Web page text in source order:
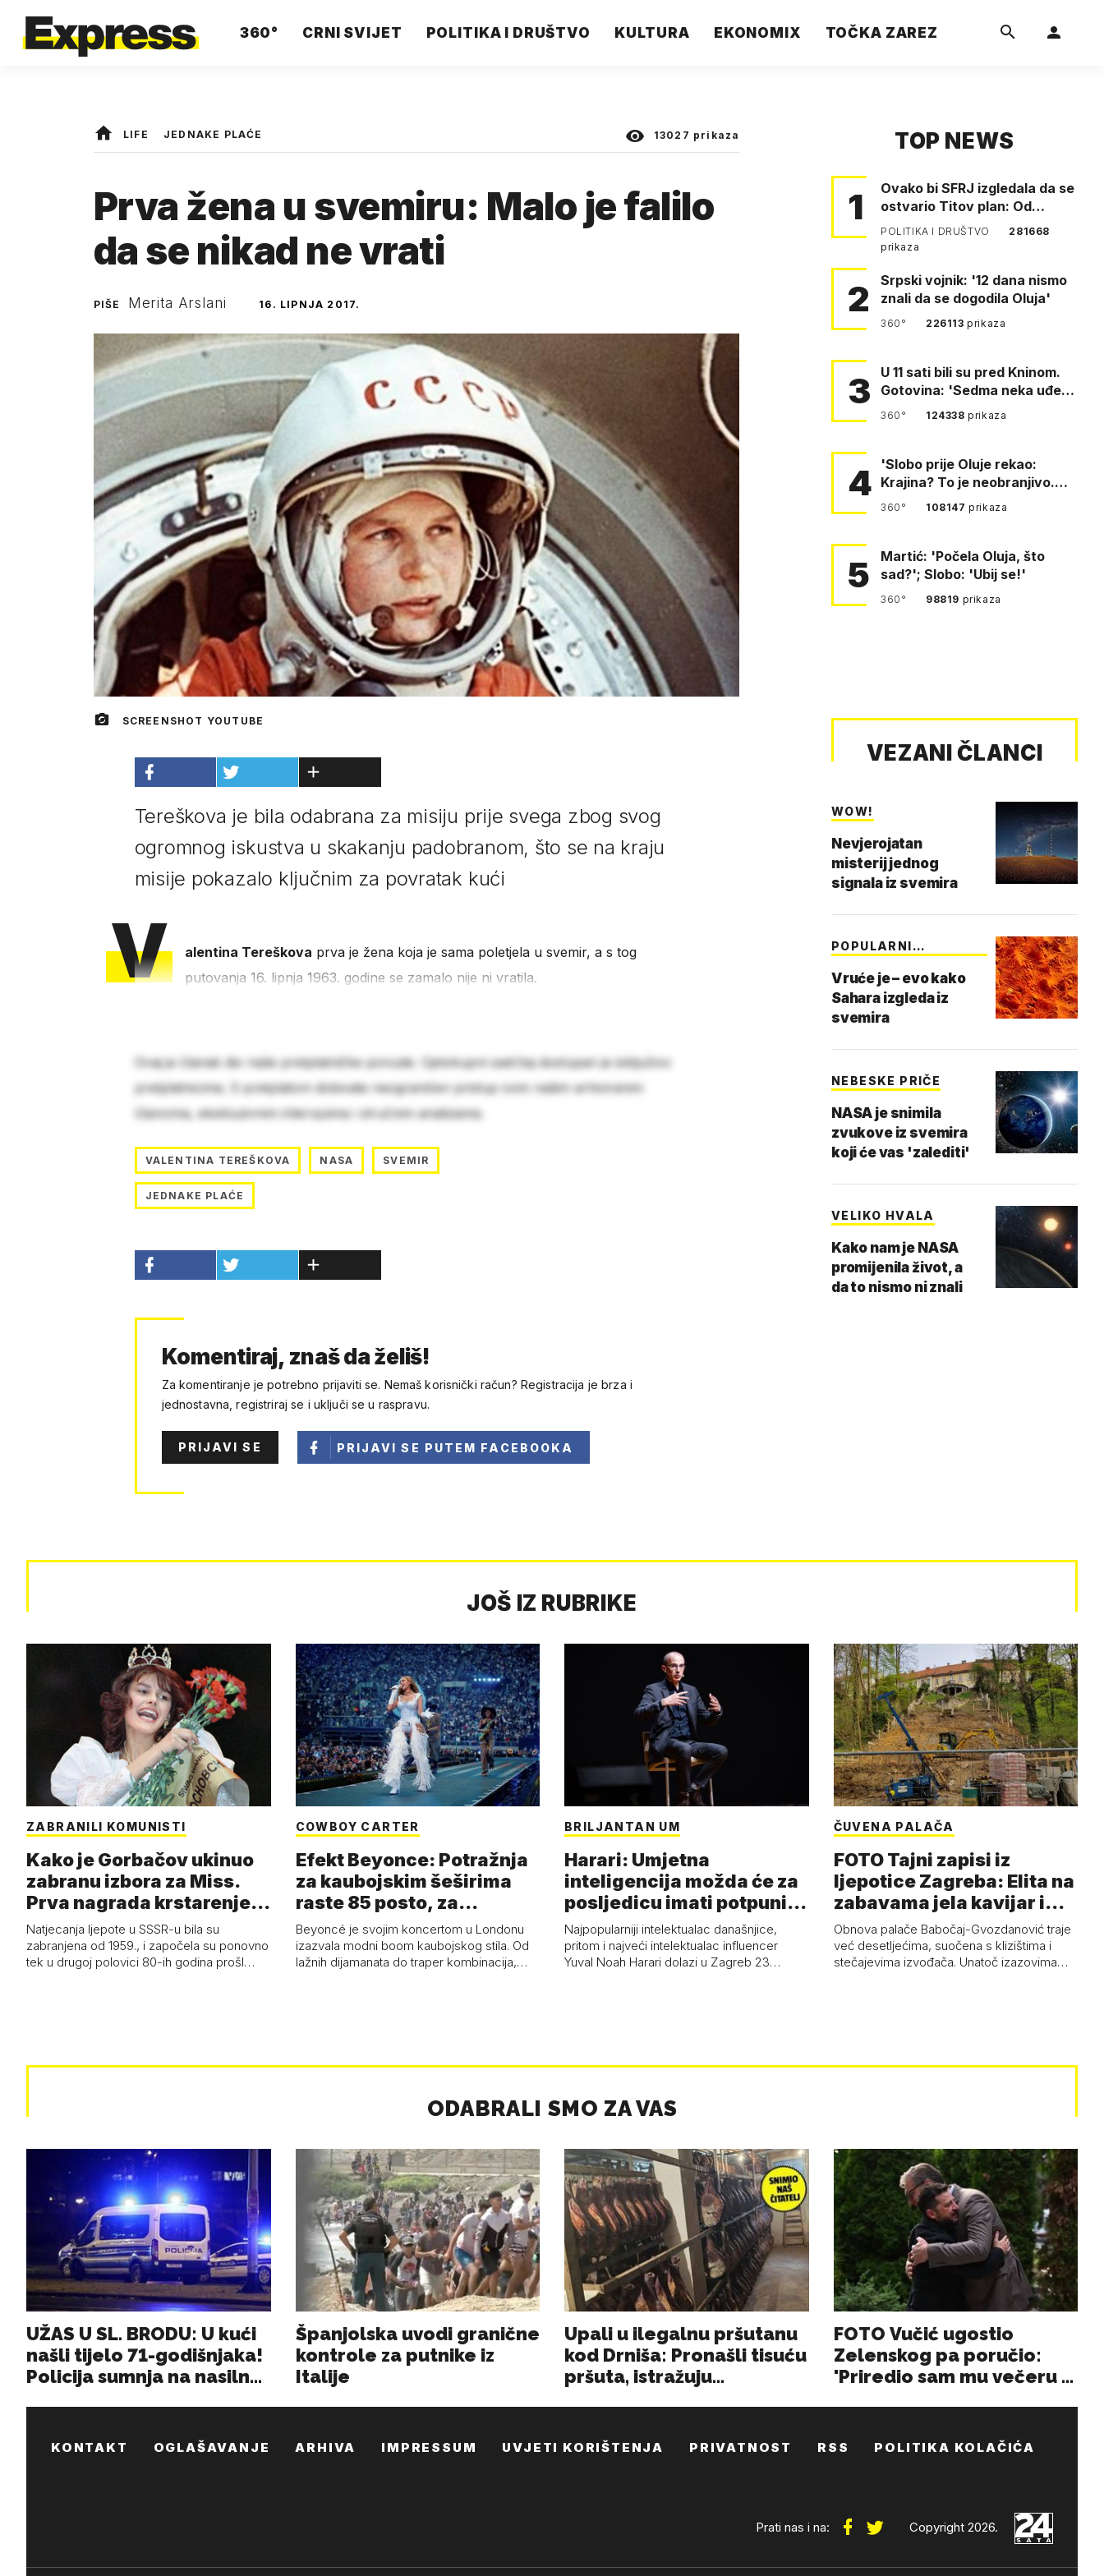
360° CRNI SVIJET POLITIKA I DRUŠTVO KULTURA EKONOMIX TOČKA ZAREZ
LIFE JEDNAKE PLAĆE 13027 prikaza
Prva žena u svemiru: Malo je falilo
da se nikad ne vrati
PIŠE Merita Arslani 16. LIPNJA 2017.
SCREENSHOT YOUTUBE
Tereškova je bila odabrana za misiju prije svega zbog svog
ogromnog iskustva u skakanju padobranom, što se na kraju
misije pokazalo ključnim za povratak kući
V alentina Tereškova prva je žena koja je sama poletjela u svemir, a s tog
putovanja 16. lipnja 1963. godine se zamalo nije ni vratila.
Ovaj je članak dio naše pretplatničke ponude. Cjelokupni sadržaj dostupan je isključivo
pretplatnicima. S pretplatom dobivate neograničen pristup svim našim arhiviranim
člancima, ekskluzivnim intervjuima i stručnim analizama.
VALENTINA TEREŠKOVA NASA SVEMIR
JEDNAKE PLAĆE
Komentiraj, znaš da želiš!
Za komentiranje je potrebno prijaviti se. Nemaš korisnički račun? Registracija je brza i
jednostavna, registriraj se i uključi se u raspravu.
PRIJAVI SE PRIJAVI SE PUTEM FACEBOOKA
TOP NEWS
1
Ovako bi SFRJ izgledala da se
ostvario Titov plan: Od
Klagenfurta do Istanbula!
POLITIKA I DRUŠTVO
281668
prikaza
2
Srpski vojnik: '12 dana nismo
znali da se dogodila Oluja'
360° 226113prikaza
3
U 11 sati bili su pred Kninom.
Gotovina: 'Sedma neka uđe,
4. gardijska neka g…
360° 124338prikaza
4
'Slobo prije Oluje rekao:
Krajina? To je neobranjivo.
Tuđmana zvao Krivousti'
360° 108147prikaza
5
Martić: 'Počela Oluja, što
sad?'; Slobo: 'Ubij se!'
360° 98819 prikaza
VEZANI ČLANCI
WOW!
Nevjerojatan
misterij jednog
signala iz svemira
POPULARNI
Vruće je – evo kako
Sahara izgleda iz
svemira
NEBESKE PRIČE
NASA je snimila
zvukove iz svemira
koji će vas 'zalediti'
VELIKO HVALA
Kako nam je NASA
promijenila život, a
da to nismo ni znali
JOŠ IZ RUBRIKE
ZABRANILI KOMUNISTI
Kako je Gorbačov ukinuo
zabranu izbora za Miss.
Prva nagrada krstarenje
Jadran…
Natjecanja ljepote u SSSR-u bila su
zabranjena od 1959., i započela su ponovno
tek u drugoj polovici 80-ih godina prošl…
COWBOY CARTER
Efekt Beyonce: Potražnja
za kaubojskim šeširima
raste 85 posto, za
čizmama 53 p…
Beyoncé je svojim koncertom u Londonu
izazvala modni boom kaubojskog stila. Od
lažnih dijamanata do traper kombinacija,…
BRILJANTAN UM
Harari: Umjetna
inteligencija možda će za
posljedicu imati potpuni
kolaps čovje…
Najpopularniji intelektualac današnjice,
pritom i najveći intelektualac influencer
Yuval Noah Harari dolazi u Zagreb 23…
ČUVENA PALAČA
FOTO Tajni zapisi iz
ljepotice Zagreba: Elita na
zabavama jela kavijar i
pud…
Obnova palače Babočaj-Gvozdanović traje
već desetljećima, suočena s klizištima i
stečajevima izvođača. Unatoč izazovima…
KONTAKT OGLAŠAVANJE ARHIVA IMPRESSUM UVJETI KORIŠTENJA PRIVATNOST RSS POLITIKA KOLAČIĆA
Prati nas i na: Copyright 2026.